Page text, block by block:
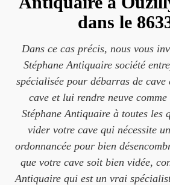
dans le
Dans ce cas précis, nous vous
Stéphane Antiquaire société
spécialisée pour débarras de
cave et lui rendre neuve
Stéphane Antiquaire à toutes les
vider votre cave qui nécessite
ordonnancée pour bien
que votre cave soit bien vidée,
Antiquaire qui est un vrai